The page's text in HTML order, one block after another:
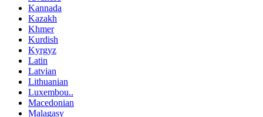
Kannada
Kazakh
Khmer
Kurdish
Kyrgyz
Latin
Latvian
Lithuanian
Luxembou..
Macedonian
Malagasy